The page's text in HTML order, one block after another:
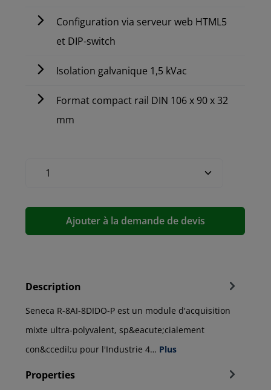
Configuration via serveur web HTML5
et DIP-switch
Isolation galvanique 1,5 kVac
Format compact rail DIN 106 x 90 x 32
mm
Ajouter à la demande de devis
Description
Seneca R-8AI-8DIDO-P est un module d'acquisition
mixte ultra-polyvalent, sp&eacute;cialement
con&ccedil;u pour l'Industrie 4… Plus
Properties